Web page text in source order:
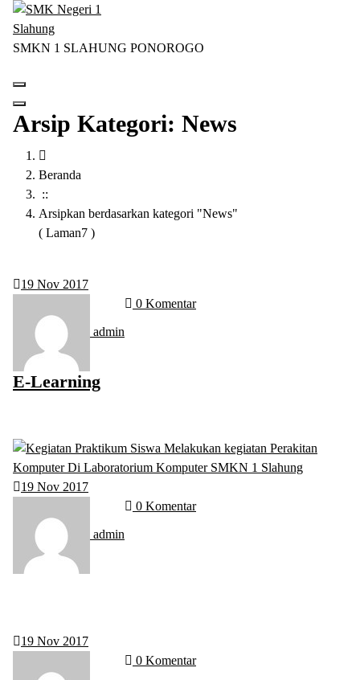
Lewati
konten
SMKN 1 SLAHUNG PONOROGO
Arsip Kategori: News
Beranda
::
Arsipkan berdasarkan kategori "News"
( Laman7 )
19 Nov 2017
admin
0 Komentar
E-Learning
19 Nov 2017
admin
0 Komentar
19 Nov 2017
0 Komentar